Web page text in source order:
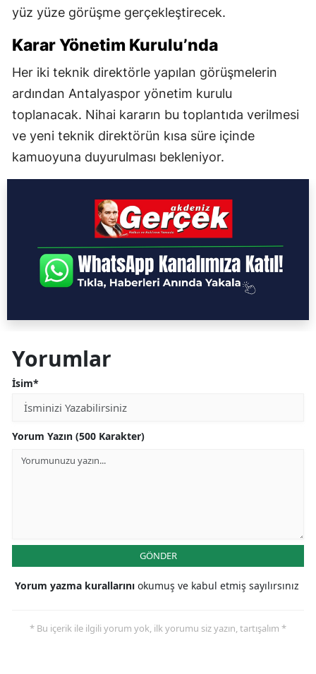
yüz yüze görüşme gerçekleştirecek.
Karar Yönetim Kurulu’nda
Her iki teknik direktörle yapılan görüşmelerin
ardından Antalyaspor yönetim kurulu
toplanacak. Nihai kararın bu toplantıda verilmesi
ve yeni teknik direktörün kısa süre içinde
kamuoyuna duyurulması bekleniyor.
Yorumlar
İsim*
Yorum Yazın (500 Karakter)
GÖNDER
Yorum yazma kurallarını okumuş ve kabul etmiş sayılırsınız
* Bu içerik ile ilgili yorum yok, ilk yorumu siz yazın, tartışalım *